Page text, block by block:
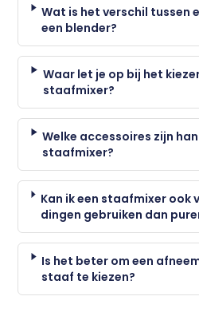
Wat is het verschil tussen
een blender?
Waar let je op bij het
staafmixer?
Welke accessoires zijn
staafmixer?
Kan ik een staafmixer ook
dingen gebruiken dan
Is het beter om een
staaf te kiezen?